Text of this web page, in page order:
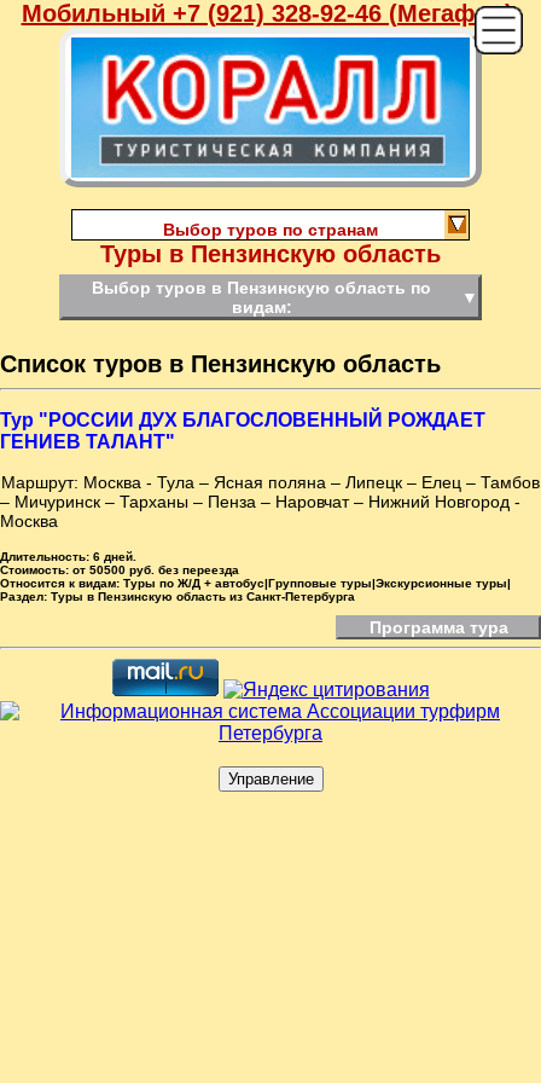
Мобильный +7 (921) 328-92-46 (Мегафон),
Выбор туров по странам
Туры в Пензинскую область
Выбор туров в Пензинскую область по
видам:
▼
Список туров в Пензинскую область
Тур "РОССИИ ДУХ БЛАГОСЛОВЕННЫЙ РОЖДАЕТ
ГЕНИЕВ ТАЛАНТ"
Маршрут: Москва - Тула – Ясная поляна – Липецк – Елец – Тамбов
– Мичуринск – Тарханы – Пенза – Наровчат – Нижний Новгород -
Москва
Длительность: 6 дней.
Стоимость: от 50500 руб. без переезда
Относится к видам: Туры по Ж/Д + автобус|Групповые туры|Экскурсионные туры|
Раздел: Туры в Пензинскую область из Санкт-Петербурга
Программа тура